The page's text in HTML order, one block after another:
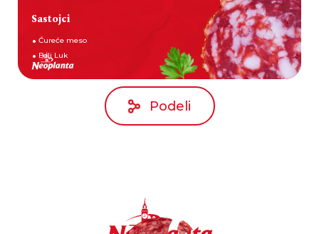
Sastojci
Ćureće meso
Beli Luk
Podeli